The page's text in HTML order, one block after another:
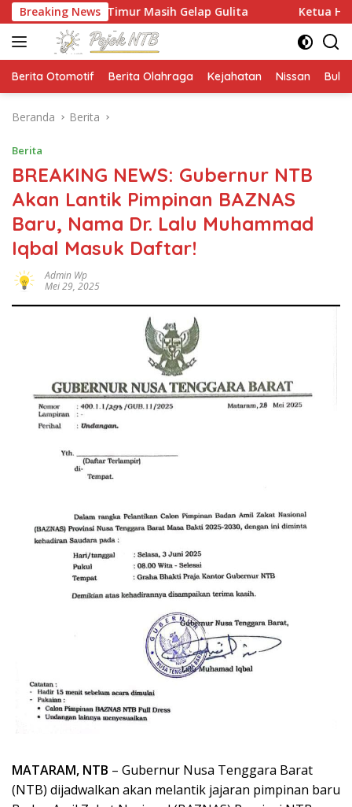
Langsung
ke
konten
Breaking News
Timur Masih Gelap Gulita Ketua HMPS Magister
Berita Otomotif Berita Olahraga Kejahatan Nissan
Beranda Berita
Berita
BREAKING NEWS: Gubernur NTB
Akan Lantik Pimpinan BAZNAS
Baru, Nama Dr. Lalu Muhammad
Iqbal Masuk Daftar!
Admin Wp
Mei 29, 2025
MATARAM, NTB – Gubernur Nusa Tenggara Barat
(NTB) dijadwalkan akan melantik jajaran pimpinan baru